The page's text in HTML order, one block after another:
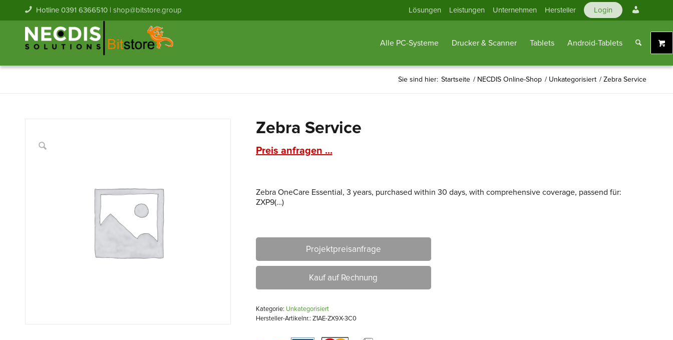
Lösungen Leistungen Unternehmen Hersteller Login
Konto
Hotline 0391 6366510 | shop@bitstore.group
Alle PC-Systeme Drucker & Scanner Tablets Android-Tablets
Sie sind hier: Startseite / NECDIS Online-Shop / Unkategorisiert / Zebra Service
Zebra Service
Preis anfragen ...
Zebra OneCare Essential, 3 years, purchased within 30 days, with comprehensive coverage, passend für:
ZXP9(…)
Projektpreisanfrage
Kauf auf Rechnung
Kategorie: Unkategorisiert
Hersteller-Artikelnr.: Z1AE-ZX9X-3C0